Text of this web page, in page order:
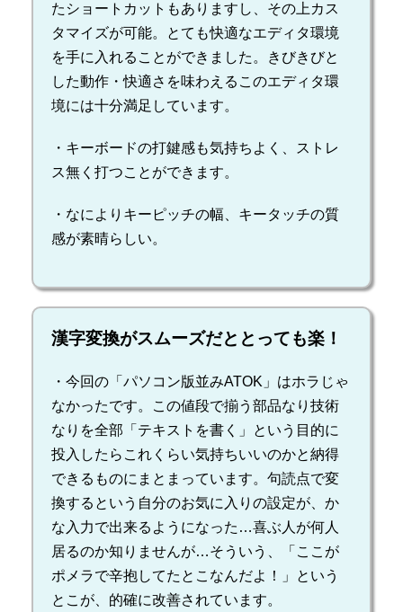
たショートカットもありますし、その上カス
タマイズが可能。とても快適なエディタ環境
を手に入れることができました。きびきびと
した動作・快適さを味わえるこのエディタ環
境には十分満足しています。
・キーボードの打鍵感も気持ちよく、ストレ
ス無く打つことができます。
・なによりキーピッチの幅、キータッチの質
感が素晴らしい。
漢字変換がスムーズだととっても楽！
・今回の「パソコン版並みATOK」はホラじゃ
なかったです。この値段で揃う部品なり技術
なりを全部「テキストを書く」という目的に
投入したらこれくらい気持ちいいのかと納得
できるものにまとまっています。句読点で変
換するという自分のお気に入りの設定が、か
な入力で出来るようになった…喜ぶ人が何人
居るのか知りませんが…そういう、「ここが
ポメラで辛抱してたとこなんだよ！」という
とこが、的確に改善されています。